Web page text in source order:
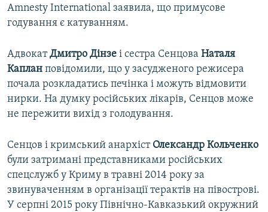
Amnesty International заявила, що примусове
годування є катуванням.
АдвокатДмитро Дінзе і сестра Сенцова Наталя
Каплан повідомили, що у засудженого режисера
почала розкладатись печінка і можуть відмовити
нирки. На думку російських лікарів, Сенцов може
не пережити вихід з голодування.
Сенцов і кримський анархіст Олександр Кольченко
були затримані представниками російських
спецслужб у Криму в травні 2014 року за
звинуваченням в організації терактів на півострові.
У серпні 2015 року Північно-Кавказький окружний